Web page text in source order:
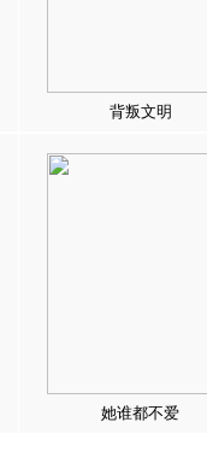
背叛文明
她谁都不爱